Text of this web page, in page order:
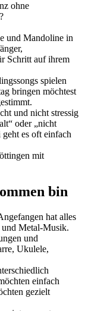
ohne
und Mandoline in
Schritt auf ihrem
spielen
bringen möchtest
und nicht stressig
oder „nicht
es oft einfach
bin
hat alles
Metal-Musik.
und
Ukulele,
einfach
gezielt